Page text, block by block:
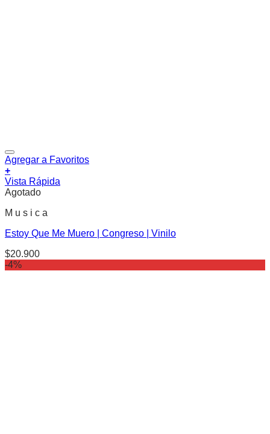
Agregar a Favoritos
+
Vista Rápida
Agotado
M u s i c a
Estoy Que Me Muero | Congreso | Vinilo
$20.900
-4%